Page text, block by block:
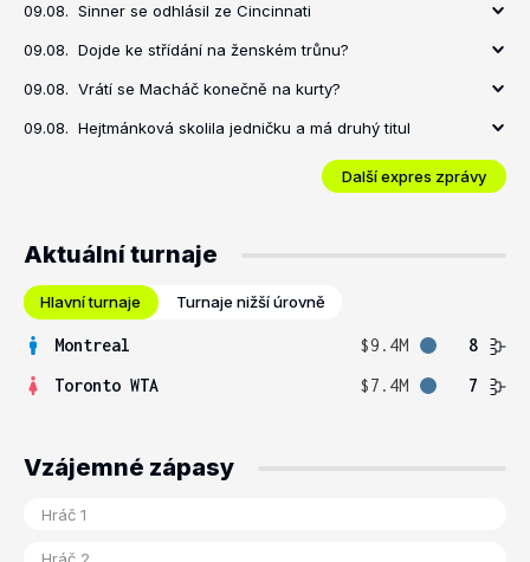
09.08. Sinner se odhlásil ze Cincinnati
09.08. Dojde ke střídání na ženském trůnu?
09.08. Vrátí se Macháč konečně na kurty?
09.08. Hejtmánková skolila jedničku a má druhý titul
Další expres zprávy
Aktuální turnaje
Hlavní turnaje Turnaje nižší úrovně
Montreal $9.4M
8
Toronto WTA
$7.4M 7
Vzájemné zápasy